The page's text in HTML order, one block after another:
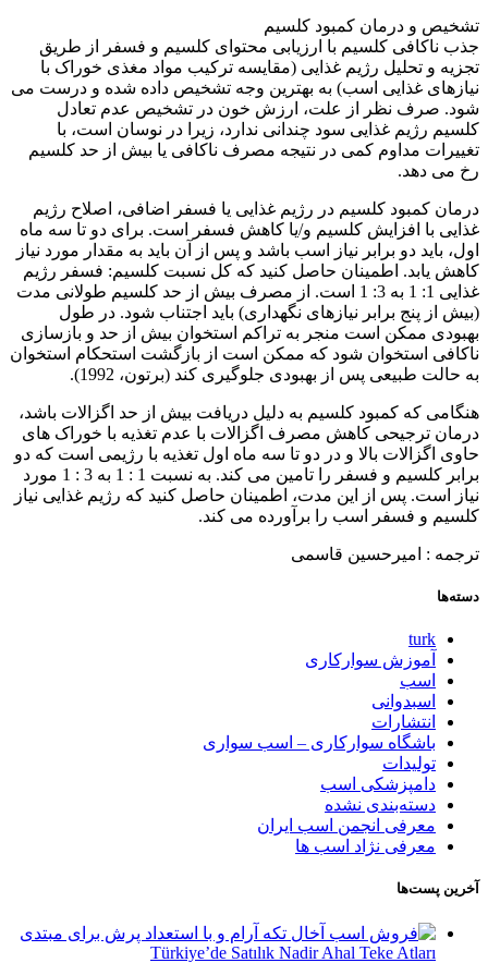
تشخیص و درمان کمبود کلسیم
جذب ناکافی کلسیم با ارزیابی محتوای کلسیم و فسفر از طریق
تجزیه و تحلیل رژیم غذایی (مقایسه ترکیب مواد مغذی خوراک با
نیازهای غذایی اسب) به بهترین وجه تشخیص داده شده و درست می
شود. صرف نظر از علت، ارزش خون در تشخیص عدم تعادل
کلسیم رژیم غذایی سود چندانی ندارد، زیرا در نوسان است، با
تغییرات مداوم کمی در نتیجه مصرف ناکافی یا بیش از حد کلسیم
رخ می دهد.
درمان کمبود کلسیم در رژیم غذایی یا فسفر اضافی، اصلاح رژیم
غذایی با افزایش کلسیم و/یا کاهش فسفر است. برای دو تا سه ماه
اول، باید دو برابر نیاز اسب باشد و پس از آن باید به مقدار مورد نیاز
کاهش یابد. اطمینان حاصل کنید که کل نسبت کلسیم: فسفر رژیم
غذایی 1: 1 به 3: 1 است. از مصرف بیش از حد کلسیم طولانی مدت
(بیش از پنج برابر نیازهای نگهداری) باید اجتناب شود. در طول
بهبودی ممکن است منجر به تراکم استخوان بیش از حد و بازسازی
ناکافی استخوان شود که ممکن است از بازگشت استحکام استخوان
به حالت طبیعی پس از بهبودی جلوگیری کند (برتون، 1992).
هنگامی که کمبود کلسیم به دلیل دریافت بیش از حد اگزالات باشد،
درمان ترجیحی کاهش مصرف اگزالات با عدم تغذیه با خوراک های
حاوی اگزالات بالا و در دو تا سه ماه اول تغذیه با رژیمی است که دو
برابر کلسیم و فسفر را تامین می کند. به نسبت 1 : 1 به 3 : 1 مورد
نیاز است. پس از این مدت، اطمینان حاصل کنید که رژیم غذایی نیاز
کلسیم و فسفر اسب را برآورده می کند.
ترجمه : امیرحسین قاسمی
دسته‌ها
turk
آموزش سوارکاری
اسب
اسبدوانی
انتشارات
باشگاه سوارکاری – اسب سواری
تولیدات
دامپزشکی اسب
دسته‌بندی نشده
معرفی انجمن اسب ایران
معرفی نژاد اسب ها
آخرین پست‌ها
Türkiye’de Satılık Nadir Ahal Teke Atları